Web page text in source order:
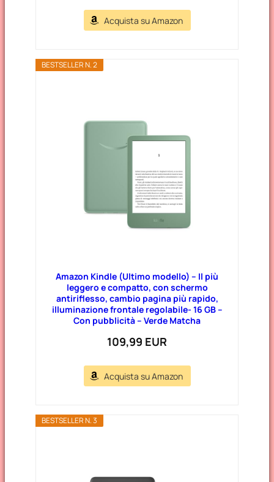
Acquista su Amazon
BESTSELLER N. 2
Amazon Kindle (Ultimo modello) – Il più
leggero e compatto, con schermo
antiriflesso, cambio pagina più rapido,
illuminazione frontale regolabile- 16 GB –
Con pubblicità – Verde Matcha
109,99 EUR
Acquista su Amazon
BESTSELLER N. 3